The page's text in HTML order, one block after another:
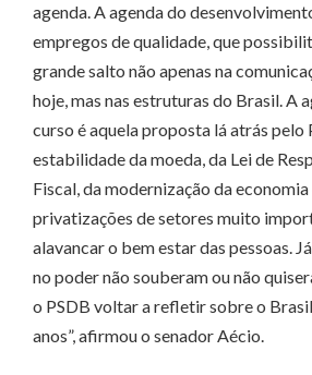
agenda. A agenda do
empregos de qualidade, que
grande salto não apenas na
hoje, mas nas estruturas do Brasil. A
curso é aquela proposta lá atrás pelo
estabilidade da moeda, da Lei de
Fiscal, da modernização da economia
privatizações de setores muito
alavancar o bem estar das pessoas.
no poder não souberam ou não
o PSDB voltar a refletir sobre o
anos”, afirmou o senador Aécio.